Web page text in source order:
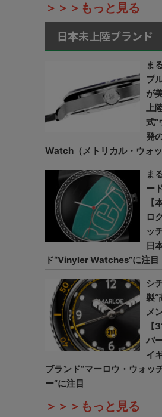
＞＞＞もっと見る
日本未上陸ブランド
ま
プ
が
上
式”
発
Watch（メトリカル・ウォッ
ま
ー
【
ロ
ッ
日
ド“Vinyler Watches”に注目
シ
製“
メ
【
バ
イ
ブランド“マーロウ・ウォッ
ー”に注目
＞＞＞もっと見る